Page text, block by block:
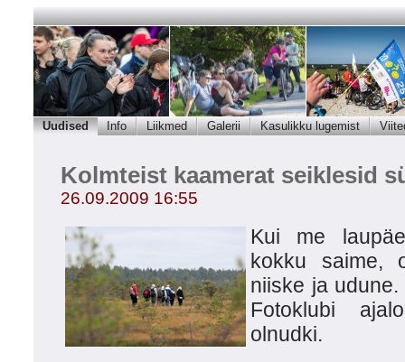
Uudised Info Liikmed Galerii Kasulikku lugemist
Kolmteist kaamerat seiklesid
26.09.2009 16:55
Kui me
kokku saime,
niiske ja
Fotoklubi
olnudki.